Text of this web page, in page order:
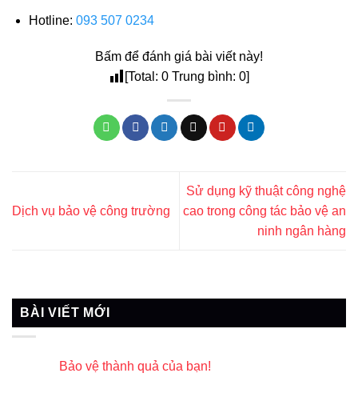
Hotline: 093 507 0234
Bấm để đánh giá bài viết này!
[Total: 0 Trung bình: 0]
Dịch vụ bảo vệ công trường
Sử dụng kỹ thuật công nghệ
cao trong công tác bảo vệ an
ninh ngân hàng
BÀI VIẾT MỚI
Bảo vệ thành quả của bạn!